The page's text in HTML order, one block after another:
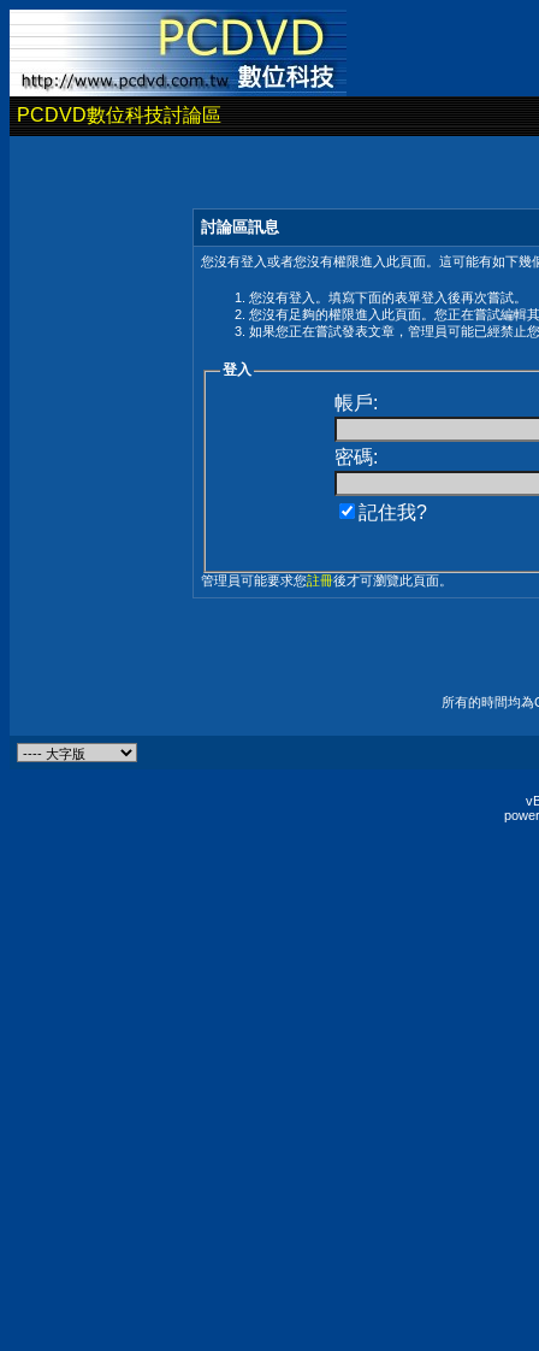
PCDVD數位科技討論區
討論區訊息
您沒有登入或者您沒有權限進入此頁面。這可能有如下幾
您沒有登入。填寫下面的表單登入後再次嘗試。
您沒有足夠的權限進入此頁面。您正在嘗試編輯
如果您正在嘗試發表文章，管理員可能已經禁止
登入
帳戶:
密碼:
記住我?
管理員可能要求您註冊後才可瀏覽此頁面。
所有的時間均為